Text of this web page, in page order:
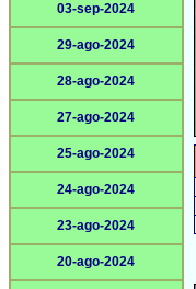
03-sep-2024
29-ago-2024
28-ago-2024
27-ago-2024
25-ago-2024
24-ago-2024
23-ago-2024
20-ago-2024